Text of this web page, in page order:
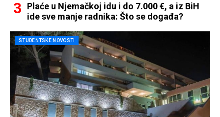
Plaće u Njemačkoj idu i do 7.000 €, a iz BiH
ide sve manje radnika: Što se događa?
STUDENTSKE NOVOSTI